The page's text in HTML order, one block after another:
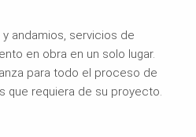
andamios, servicios de
en obra en un solo lugar.
para todo el proceso de
que requiera de su proyecto.